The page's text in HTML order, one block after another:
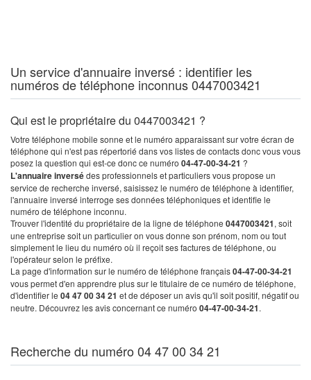
Un service d'annuaire inversé : identifier les
numéros de téléphone inconnus 0447003421
Qui est le propriétaire du 0447003421 ?
Votre téléphone mobile sonne et le numéro apparaissant sur votre écran de
téléphone qui n'est pas répertorié dans vos listes de contacts donc vous vous
posez la question qui est-ce donc ce numéro 04-47-00-34-21 ?
L'annuaire inversédes professionnels et particuliers vous propose un
service de recherche inversé, saisissez le numéro de téléphone à identifier,
l'annuaire inversé interroge ses données téléphoniques et identifie le
numéro de téléphone inconnu.
Trouver l'identité du propriétaire de la ligne de téléphone 0447003421, soit
une entreprise soit un particulier on vous donne son prénom, nom ou tout
simplement le lieu du numéro où il reçoit ses factures de téléphone, ou
l'opérateur selon le préfixe.
La page d'information sur le numéro de téléphone français04-47-00-34-21
vous permet d'en apprendre plus sur le titulaire de ce numéro de téléphone,
d'identifier le 04 47 00 34 21 et de déposer un avis qu'il soit positif, négatif ou
neutre. Découvrez les avis concernant ce numéro 04-47-00-34-21.
Recherche du numéro 04 47 00 34 21